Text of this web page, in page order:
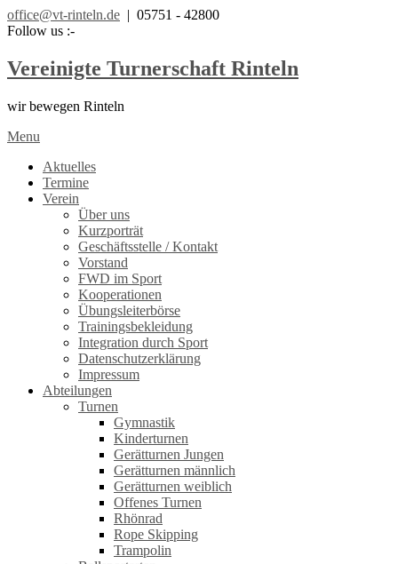
office@vt-rinteln.de | 05751 - 42800
Follow us :-
Vereinigte Turnerschaft Rinteln
wir bewegen Rinteln
Menu
Aktuelles
Termine
Verein
Über uns
Kurzporträt
Geschäftsstelle / Kontakt
Vorstand
FWD im Sport
Kooperationen
Übungsleiterbörse
Trainingsbekleidung
Integration durch Sport
Datenschutzerklärung
Impressum
Abteilungen
Turnen
Gymnastik
Kinderturnen
Gerätturnen Jungen
Gerätturnen männlich
Gerätturnen weiblich
Offenes Turnen
Rhönrad
Rope Skipping
Trampolin